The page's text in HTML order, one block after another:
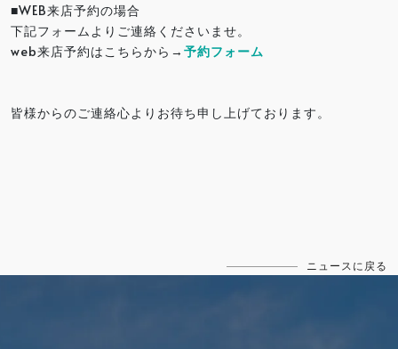
■WEB来店予約の場合
下記フォームよりご連絡くださいませ。
web来店予約はこちらから→ 予約フォーム
皆様からのご連絡心よりお待ち申し上げております。
ニュースに戻る